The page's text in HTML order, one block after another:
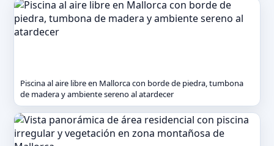
Piscina al aire libre en Mallorca con borde de piedra, tumbona
de madera y ambiente sereno al atardecer